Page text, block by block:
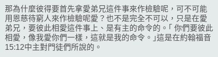
那為什麼彼得要首先拿愛弟兄這件事來作檢驗呢，可不可能
用恩慈待窮人來作檢驗呢愛？也不是完全不可以，只是在愛
弟兄，要彼此相愛這件事上、是有主的命令的。｢ 你們要彼此
相愛，像我愛你們一樣，這就是我的命令。｣這是在約翰福音
15:12中主對門徒們所說的。